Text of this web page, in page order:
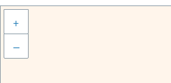
+
–